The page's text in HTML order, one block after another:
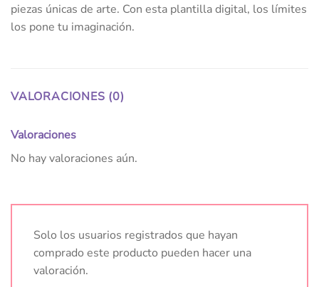
piezas únicas de arte. Con esta plantilla digital, los límites
los pone tu imaginación.
VALORACIONES (0)
Valoraciones
No hay valoraciones aún.
Solo los usuarios registrados que hayan
comprado este producto pueden hacer una
valoración.